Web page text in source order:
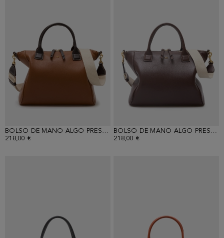
BOLSO DE MANO ALGO PRESTADO
218,00 €
BOLSO DE MANO ALGO PRESTADO
218,00 €